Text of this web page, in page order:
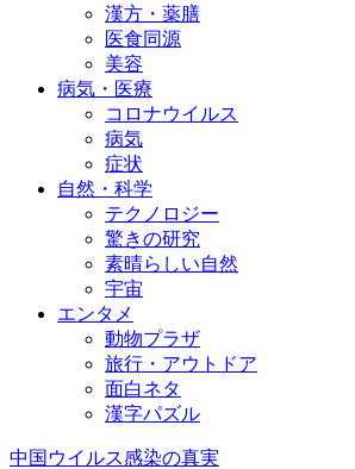
漢方・薬膳
医食同源
美容
病気・医療
コロナウイルス
病気
症状
自然・科学
テクノロジー
驚きの研究
素晴らしい自然
宇宙
エンタメ
動物プラザ
旅行・アウトドア
面白ネタ
漢字パズル
中国ウイルス感染の真実